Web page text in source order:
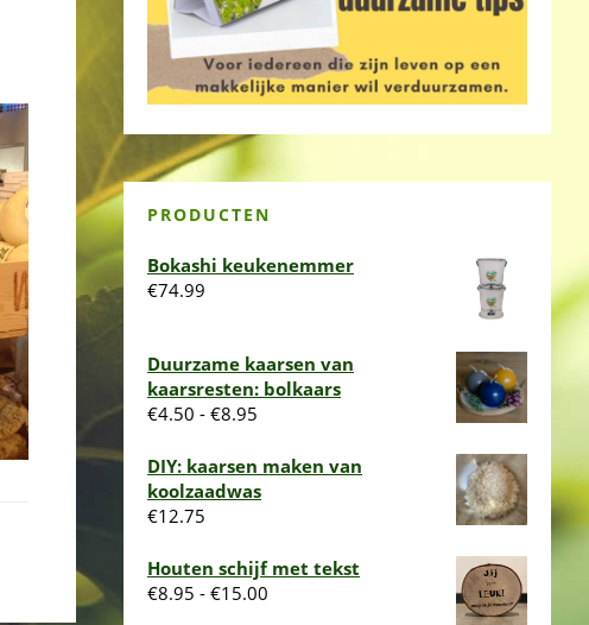
PRODUCTEN
Bokashi keukenemmer
€74.99
Duurzame kaarsen van
kaarsresten: bolkaars
€4.50 - €8.95
tot
€8.95
DIY: kaarsen maken van
koolzaadwas
€12.75
Houten schijf met tekst
€8.95 - €15.00